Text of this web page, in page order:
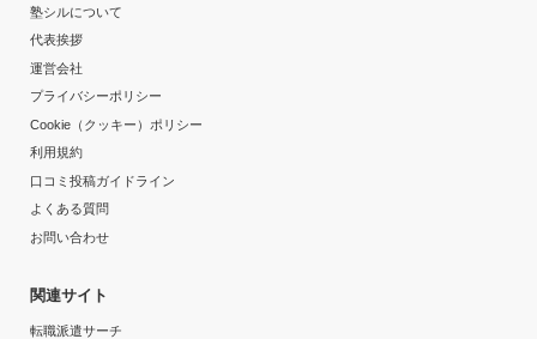
塾シルについて
代表挨拶
運営会社
プライバシーポリシー
Cookie（クッキー）ポリシー
利用規約
口コミ投稿ガイドライン
よくある質問
お問い合わせ
関連サイト
転職派遣サーチ